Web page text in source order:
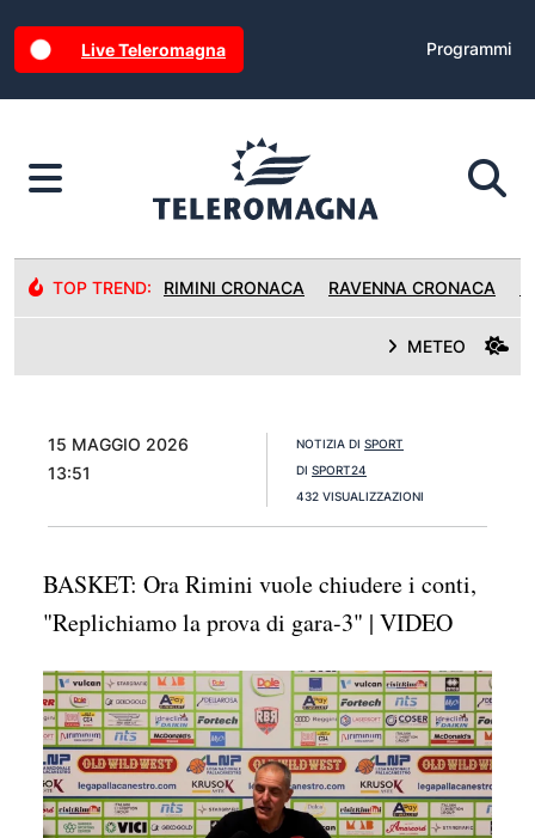
Live Teleromagna Programmi
TOP TREND: RIMINI CRONACA RAVENNA CRONACA
METEO
15 MAGGIO 2026
13:51
NOTIZIA DI SPORT
DI SPORT24
432 VISUALIZZAZIONI
BASKET: Ora Rimini vuole chiudere i conti,
"Replichiamo la prova di gara-3" | VIDEO